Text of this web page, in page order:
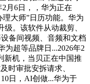
月6日，，华为正在
理大师”日历功能。华为
级。该软件从动裁剪、
备间视频、音频和文档
为超等品牌日...2026年2
新机，当贝正在中国推
时审批安拆请求、
日，AI创做...华为于